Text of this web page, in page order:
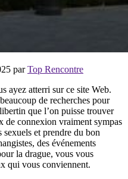
parTop Rencontre
ayez atterri sur ce site Web.
de recherches pour
que l’on puisse trouver
de connexion vraiment sympas
et prendre du bon
des événements
la drague, vous vous
qui vous conviennent.